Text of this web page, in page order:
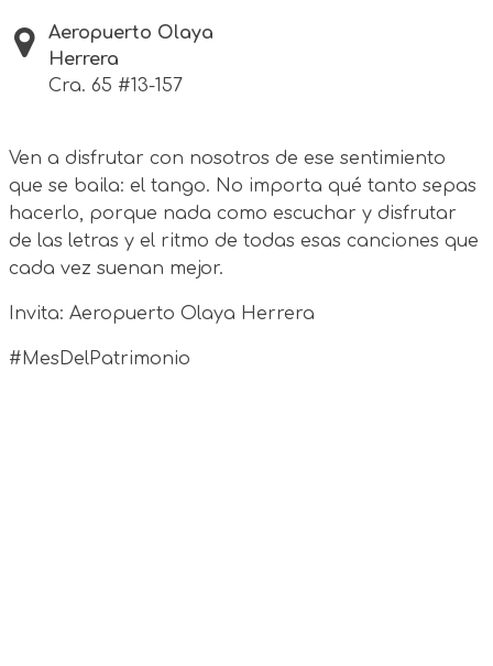
Aeropuerto Olaya
Herrera
Cra. 65 #13-157
Ven a disfrutar con nosotros de ese sentimiento
que se baila: el tango. No importa qué tanto sepas
hacerlo, porque nada como escuchar y disfrutar
de las letras y el ritmo de todas esas canciones que
cada vez suenan mejor.
Invita: Aeropuerto Olaya Herrera
#MesDelPatrimonio